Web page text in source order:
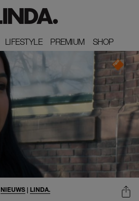
LIFESTYLE
LIFESTYLE PREMIUM
PREMIUM SHOP
SHOP
NIEUWS | LINDA.